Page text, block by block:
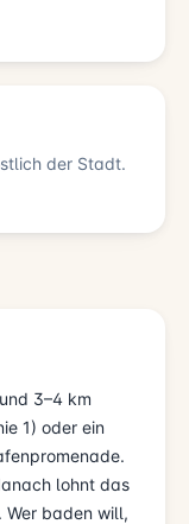
der Stadt.
3–4 km
1) oder ein
lohnt das
Wer baden will,